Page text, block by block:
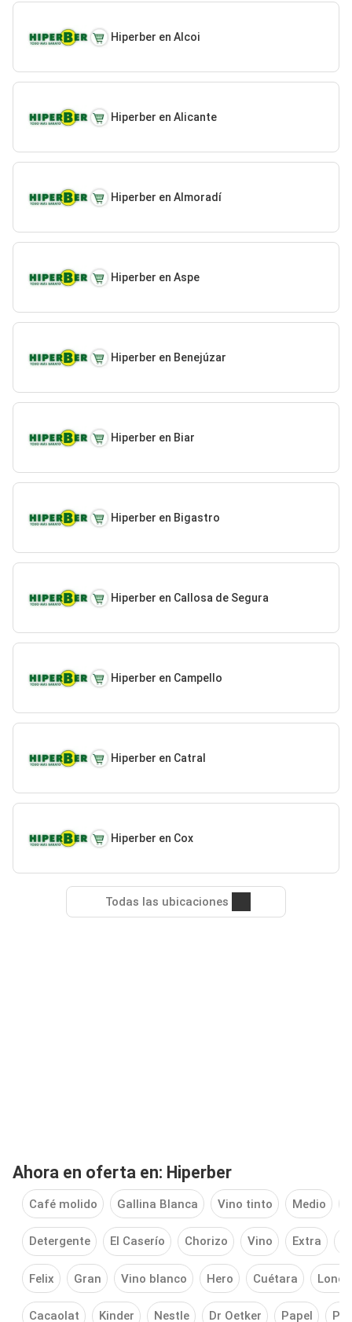
Hiperber en Alcoi
Hiperber en Alicante
Hiperber en Almoradí
Hiperber en Aspe
Hiperber en Benejúzar
Hiperber en Biar
Hiperber en Bigastro
Hiperber en Callosa de Segura
Hiperber en Campello
Hiperber en Catral
Hiperber en Cox
Todas las ubicaciones
Ahora en oferta en: Hiperber
Café molido Gallina Blanca Vino tinto Medio
Detergente El Caserío Chorizo Vino Extra
Felix Gran Vino blanco Hero Cuétara
Cacaolat Kinder Nestle Dr Oetker Papel